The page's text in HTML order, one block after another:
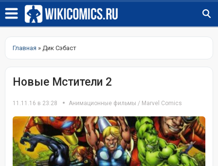
Главная » Дик Сэбаст
Новые Мстители 2
11.11.16 в 23:28 Анимационные фильмы / Marvel Comics